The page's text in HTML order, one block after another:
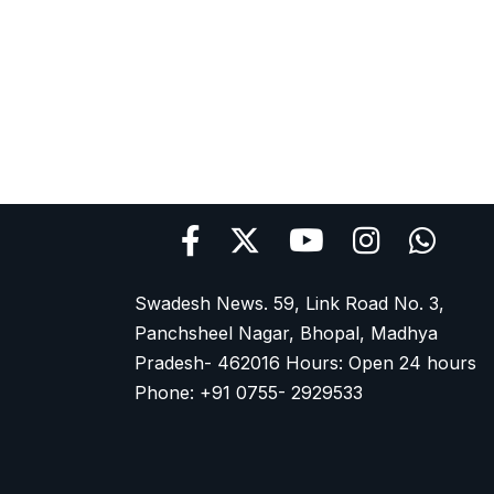
Swadesh News. 59, Link Road No. 3,
Panchsheel Nagar, Bhopal, Madhya
Pradesh- 462016 Hours: Open 24 hours
Phone: +91 0755- 2929533